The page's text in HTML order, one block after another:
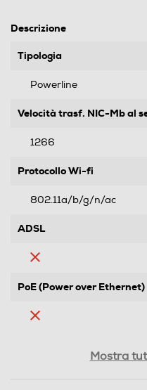
Descrizione
Tipologia
Powerline
Velocità trasf. NIC-Mb al
1266
Protocollo Wi-fi
802.11a/b/g/n/ac
ADSL
PoE (Power over Ethernet)
Mostra